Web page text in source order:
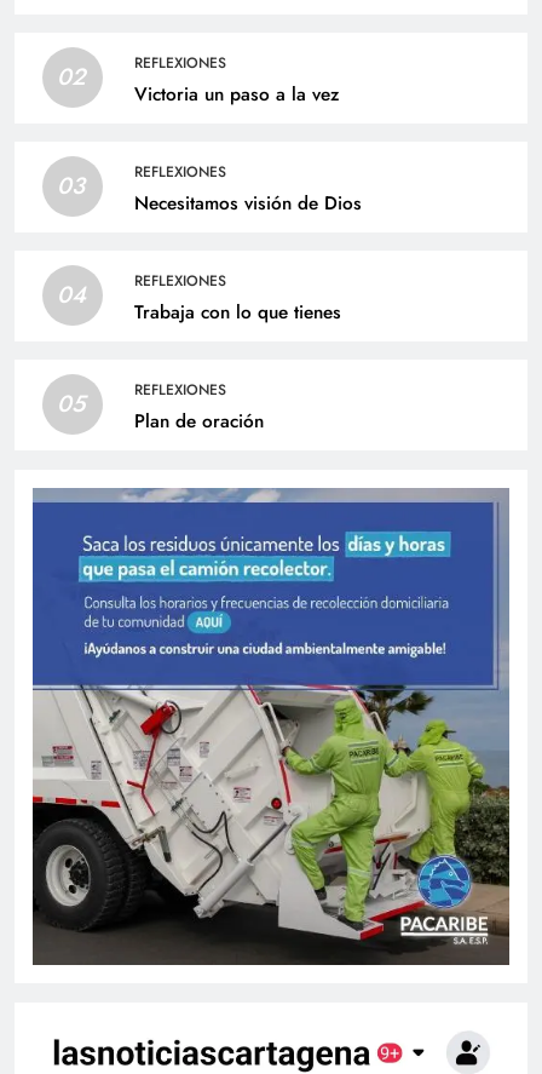
02 REFLEXIONES
Victoria un paso a la vez
03 REFLEXIONES
Necesitamos visión de Dios
04 REFLEXIONES
Trabaja con lo que tienes
05 REFLEXIONES
Plan de oración